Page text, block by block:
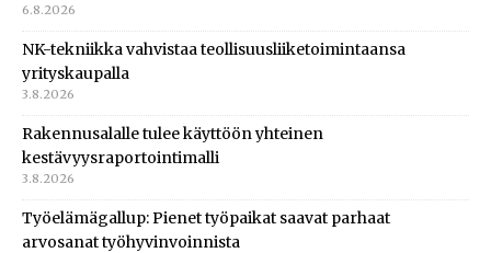
6.8.2026
NK-tekniikka vahvistaa teollisuusliiketoimintaansa
yrityskaupalla
3.8.2026
Rakennusalalle tulee käyttöön yhteinen
kestävyysraportointimalli
3.8.2026
Työelämägallup: Pienet työpaikat saavat parhaat
arvosanat työhyvinvoinnista